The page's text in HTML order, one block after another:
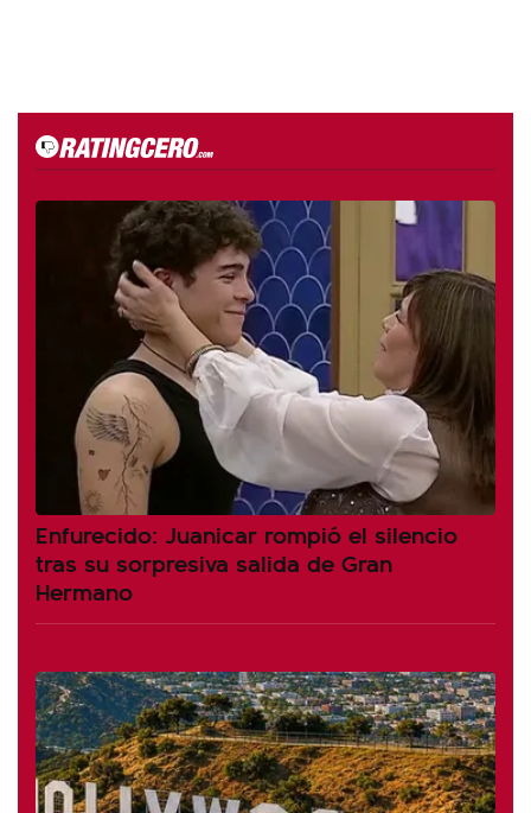
Enfurecido: Juanicar rompió el silencio
tras su sorpresiva salida de Gran
Hermano